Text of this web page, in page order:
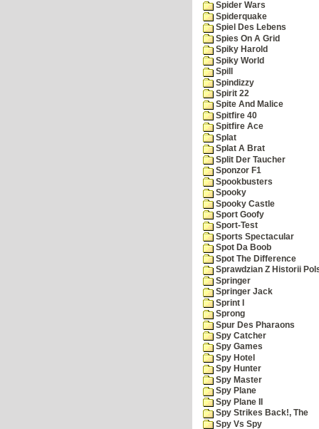
Spider Wars
Spiderquake
Spiel Des Lebens
Spies On A Grid
Spiky Harold
Spiky World
Spill
Spindizzy
Spirit 22
Spite And Malice
Spitfire 40
Spitfire Ace
Splat
Splat A Brat
Split Der Taucher
Sponzor F1
Spookbusters
Spooky
Spooky Castle
Sport Goofy
Sport-Test
Sports Spectacular
Spot Da Boob
Spot The Difference
Sprawdzian Z Historii
Springer
Springer Jack
Sprint I
Sprong
Spur Des Pharaons
Spy Catcher
Spy Games
Spy Hotel
Spy Hunter
Spy Master
Spy Plane
Spy Plane II
Spy Strikes Back!, The
Spy Vs Spy